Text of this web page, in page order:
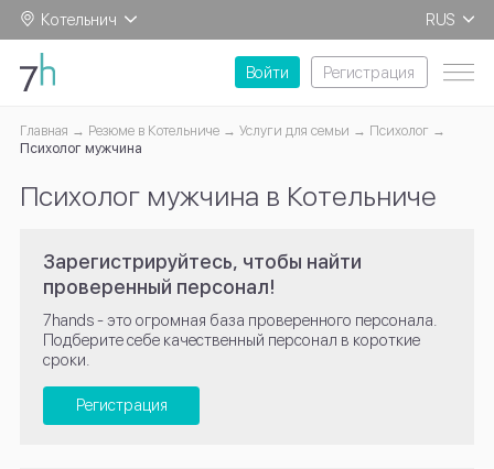
Котельнич
RUS
EN
Войти
Регистрация
Главная Резюме в Котельниче Услуги для семьи
Психолог
Психолог мужчина
Психолог мужчина в Котельниче
Зарегистрируйтесь, чтобы найти
проверенный персонал!
7hands - это огромная база проверенного персонала.
Подберите себе качественный персонал в короткие
сроки.
Регистрация